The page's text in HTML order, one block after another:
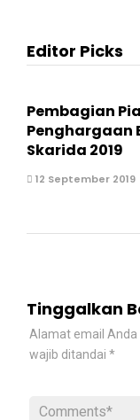
Editor Picks
Pembagian
Penghargaan
Skarida 2019
12 September 2019
Tinggalkan
Alamat email Anda
wajib ditandai *